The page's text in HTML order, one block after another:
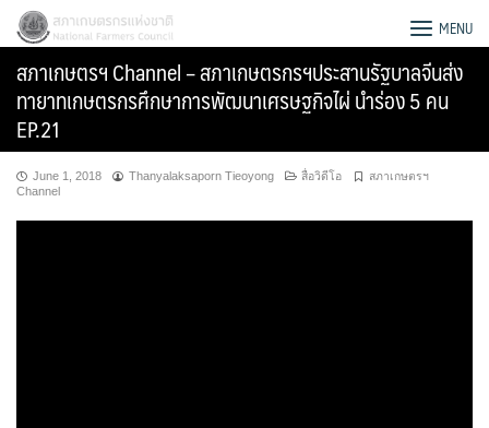
Skip
content
สภาเกษตรกรแห่งชาติ MENU
สภาเกษตรฯ Channel – สภาเกษตรกรฯประสานรัฐบาลจีนส่ง
ทายาทเกษตรกรศึกษาการพัฒนาเศรษฐกิจไผ่ นำร่อง 5 คน
EP.21
June 1, 2018 Thanyalaksaporn Tieoyong สื่อวิดีโอ
สภาเกษตรฯ
Channel